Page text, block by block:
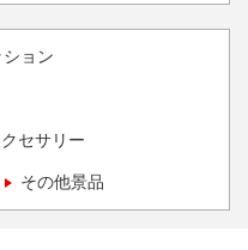
ョン
セサリー
その他景品